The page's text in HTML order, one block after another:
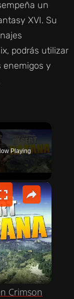
un
XVI. Su
podrás utilizar
enemigos y
Playing
×
Crimson